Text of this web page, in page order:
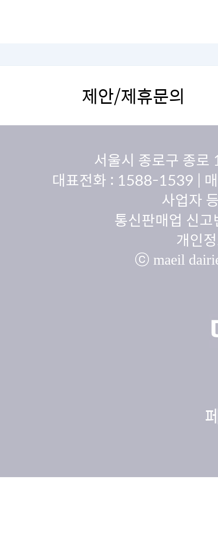
제안/제휴문의
서울시 종로구 종
대표전화 : 1588-1539 |
사업자
통신판매업 신
개인
ⓒ maeil